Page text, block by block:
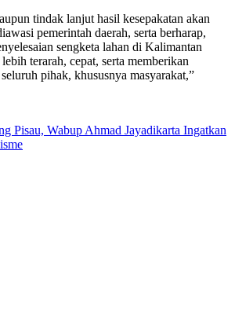
tindak lanjut hasil kesepakatan akan
pemerintah daerah, serta berharap,
sengketa lahan di Kalimantan
terarah, cepat, serta memberikan
pihak, khususnya masyarakat,”
Pisau, Wabup Ahmad Jayadikarta Ingatkan